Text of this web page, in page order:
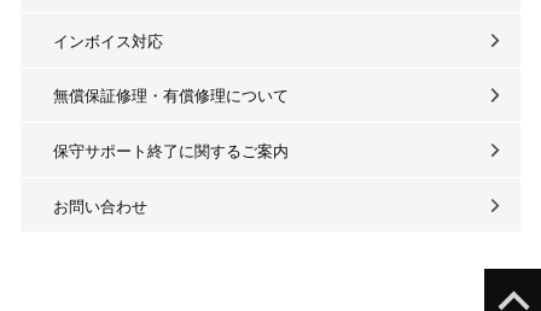
インボイス対応
無償保証修理・有償修理について
保守サポート終了に関するご案内
お問い合わせ